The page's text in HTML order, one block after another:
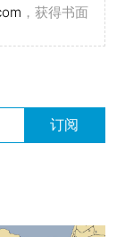
，获得书面
订阅